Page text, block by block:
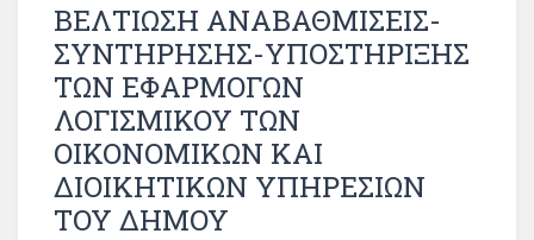
ΒΕΛΤΙΩΣΗ ΑΝΑΒΑΘΜΙΣΕΙΣ-
ΣΥΝΤΗΡΗΣΗΣ-ΥΠΟΣΤΗΡΙΞΗΣ
ΤΩΝ ΕΦΑΡΜΟΓΩΝ
ΛΟΓΙΣΜΙΚΟΥ ΤΩΝ
ΟΙΚΟΝΟΜΙΚΩΝ ΚΑΙ
ΔΙΟΙΚΗΤΙΚΩΝ ΥΠΗΡΕΣΙΩΝ
ΤΟΥ ΔΗΜΟΥ